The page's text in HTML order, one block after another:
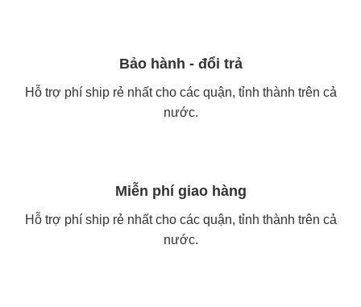
Bảo hành - đổi trả
Hỗ trợ phí ship rẻ nhất cho các quận, tỉnh thành trên cả
nước.
Miễn phí giao hàng
Hỗ trợ phí ship rẻ nhất cho các quận, tỉnh thành trên cả
nước.